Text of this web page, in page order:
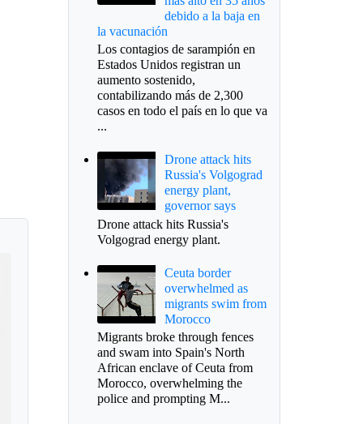
debido a la baja en
la vacunación
Los contagios de sarampión en
Estados Unidos registran un
aumento sostenido,
contabilizando más de 2,300
casos en todo el país en lo que va
...
Drone attack hits
Russia's Volgograd
energy plant,
governor says
Drone attack hits Russia's
Volgograd energy plant.
Ceuta border
overwhelmed as
migrants swim from
Morocco
Migrants broke through fences
and swam into Spain's North
African enclave of Ceuta from
Morocco, overwhelming the
police and prompting M...